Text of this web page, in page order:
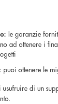
le garanzie
ad ottenere i
: puoi ottenere le
usufruire di un